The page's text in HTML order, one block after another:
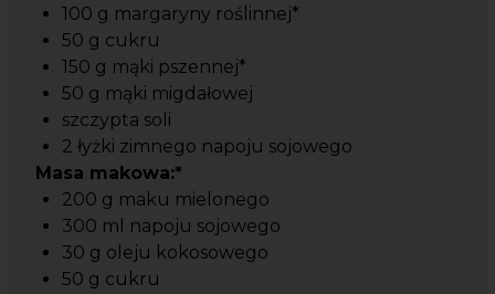
100 g margaryny roślinnej*
50 g cukru
150 g mąki pszennej*
50 g mąki migdałowej
szczypta soli
2 łyżki zimnego napoju sojowego
Masa makowa:*
200 g maku mielonego
300 ml napoju sojowego
30 g oleju kokosowego
50 g cukru